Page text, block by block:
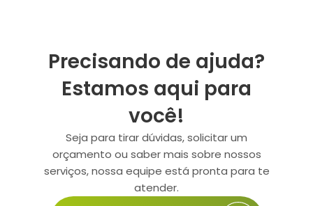
Precisando de ajuda?
Estamos aqui para
você!
Seja para tirar dúvidas, solicitar um
orçamento ou saber mais sobre nossos
serviços, nossa equipe está pronta para te
atender.